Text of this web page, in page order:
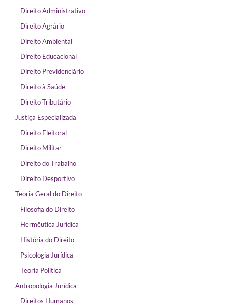
Direito Administrativo
Direito Agrário
Direito Ambiental
Direito Educacional
Direito Previdenciário
Direito à Saúde
Direito Tributário
Justiça Especializada
Direito Eleitoral
Direito Militar
Direito do Trabalho
Direito Desportivo
Teoria Geral do Direito
Filosofia do Direito
Hermêutica Jurídica
História do Direito
Psicologia Jurídica
Teoria Política
Antropologia Jurídica
Direitos Humanos